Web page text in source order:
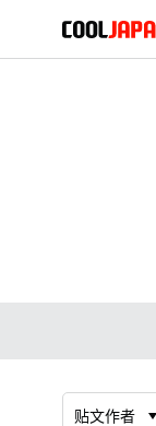
贴文作者